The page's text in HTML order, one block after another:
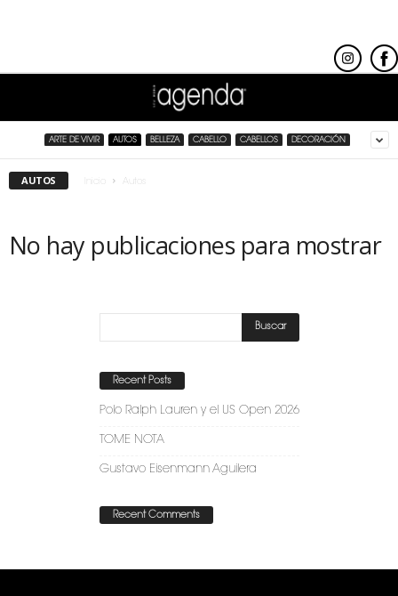
ARTE DE VIVIR AUTOS BELLEZA CABELLO CABELLOS DECORACIÓN
AUTOS Autos
No hay publicaciones para mostrar
Recent Posts
Polo Ralph Lauren y el US Open 2026
TOME NOTA
Gustavo Eisenmann Aguilera
Recent Comments